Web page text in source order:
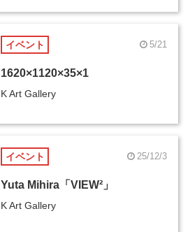
イベント 5/21
1620×1120×35×1
K Art Gallery
イベント 25/12/3
Yuta Mihira「VIEW²」
K Art Gallery